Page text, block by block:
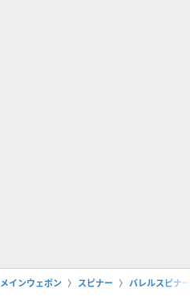
メインウェポン スピナー バレルスピナ